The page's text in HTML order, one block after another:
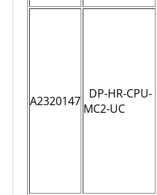
A2320147 DP-HR-CPU-
MC2-UC